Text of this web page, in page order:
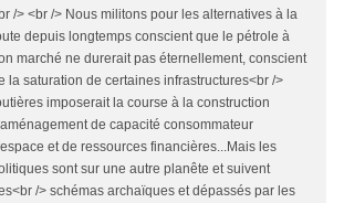
/> <br /> Nous militons pour les alternatives à la
depuis longtemps conscient que le pétrole à
marché ne durerait pas éternellement, conscient
la saturation de certaines infrastructures<br />
imposerait la course à la construction
de capacité consommateur
et de ressources financières...Mais les
sont sur une autre planête et suivent
/> schémas archaïques et dépassés par les